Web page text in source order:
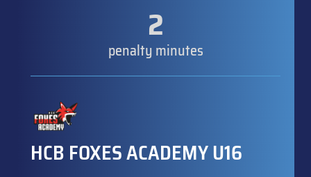
2
penalty minutes
HCB FOXES ACADEMY U16